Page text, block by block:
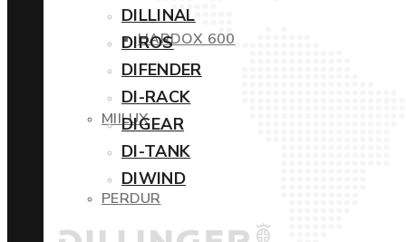
HARDOX 600
MIILUX
PERDUR
DILLINAL
DIROS
DIFENDER
DI-RACK
DIGEAR
DI-TANK
DIWIND